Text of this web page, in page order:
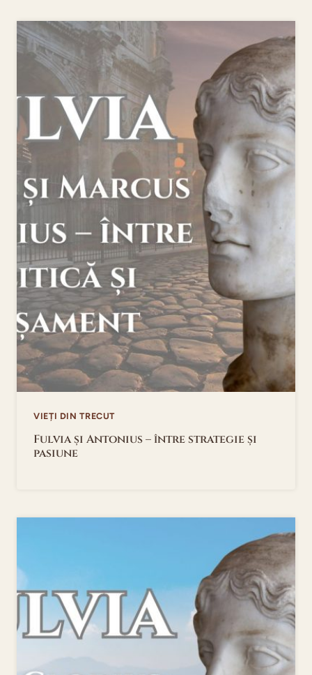
VIEȚI DIN TRECUT
Fulvia și Antonius – între strategie și
pasiune